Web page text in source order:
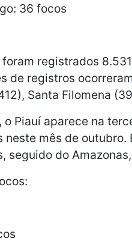
36 focos
registrados
de registros
Santa Filomena
o Piauí aparece na
mês de outubro.
seguido do